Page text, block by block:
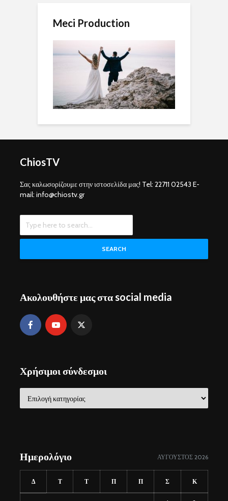
Meci Production
ChiosTV
Σας καλωσορίζουμε στην ιστοσελίδα μας! Tel: 22711 02543 E-
mail: info@chiostv.gr
SEARCH
Ακολουθήστε μας στα social media
Χρήσιμοι σύνδεσμοι
σύνδεσμοι
Ημερολόγιο ΑΎΓΟΥΣΤΟΣ 2026
Δ Τ Τ Π Π Σ Κ